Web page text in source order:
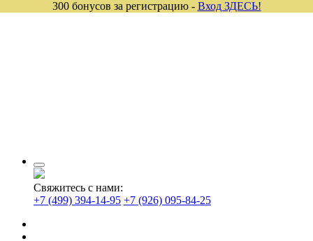
Свяжитесь с нами:
+7 (499) 394-14-95 +7 (926) 095-84-25
300 бонусов за регистрацию - Вход ЗДЕСЬ!